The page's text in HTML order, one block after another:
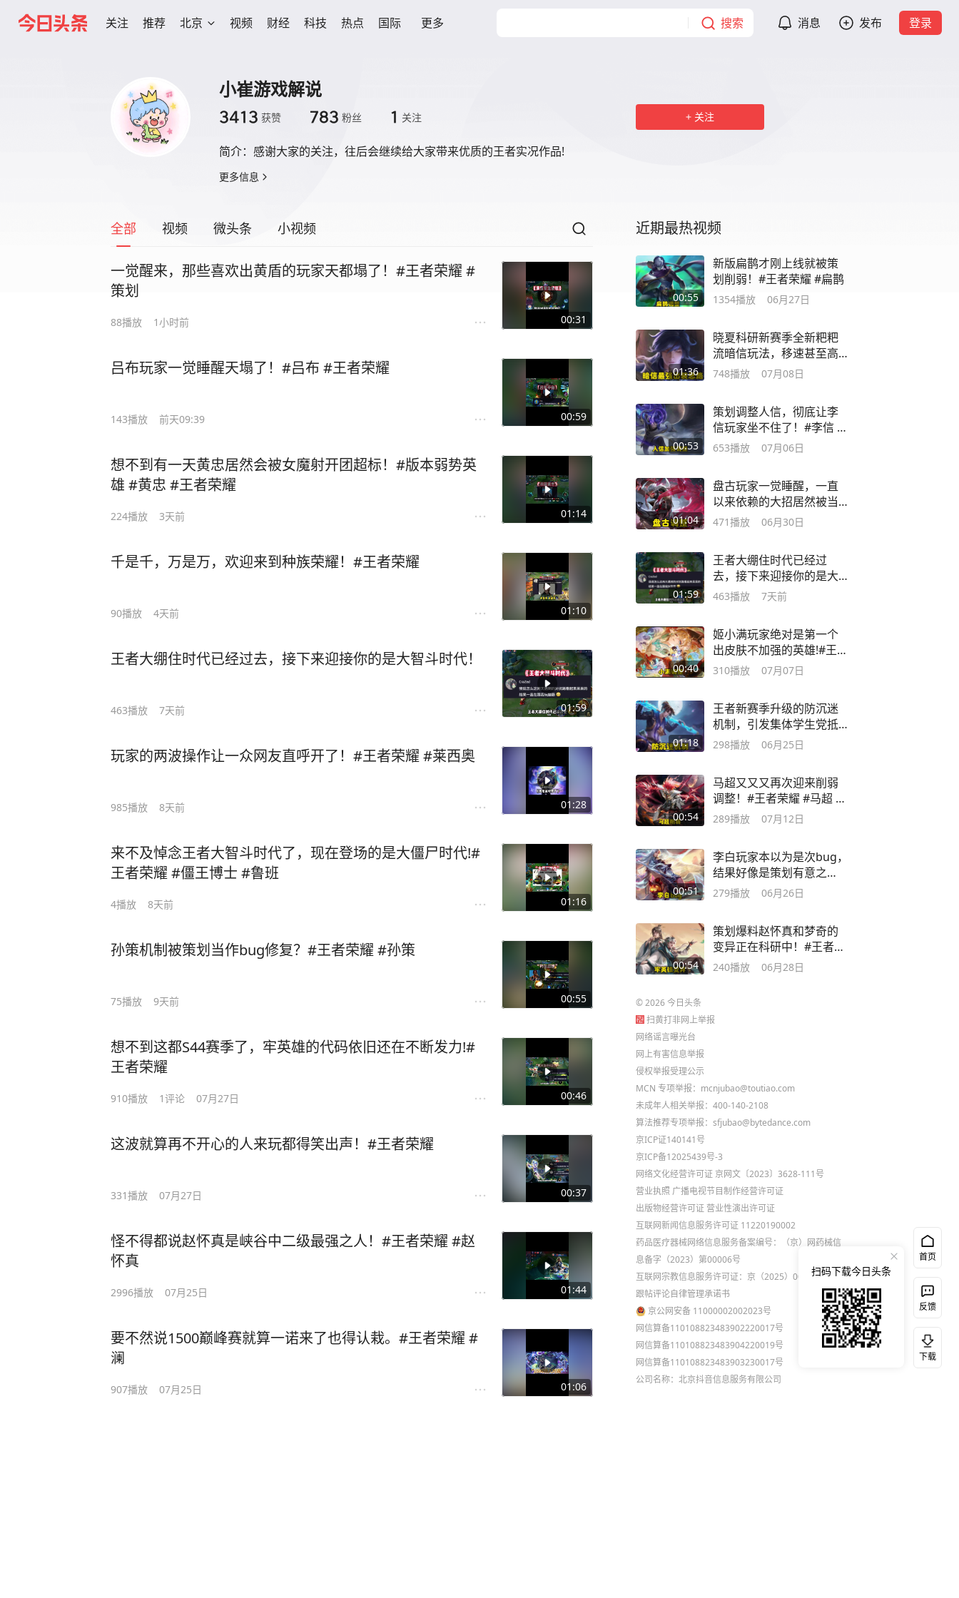
关注 推荐 北京 视频 财经 科技 热点 国际 更多 搜索 消息 发布 登录
小崔游戏解说
3413 获赞 783 粉丝 1 关注
简介： 感谢大家的关注，往后会继续给大家带来优质的王者实况作品!
更多信息
关注
全部 视频 微头条 小视频
00:31
一觉醒来，那些喜欢出黄盾的玩家天都塌了！#王者荣耀 #
策划
88播放 1小时前
00:59
吕布玩家一觉睡醒天塌了！#吕布 #王者荣耀
143播放 前天09:39
01:14
想不到有一天黄忠居然会被女魔射开团超标！#版本弱势英
雄 #黄忠 #王者荣耀
224播放 3天前
01:10
千是千，万是万，欢迎来到种族荣耀！#王者荣耀
90播放 4天前
01:59
王者大绷住时代已经过去，接下来迎接你的是大智斗时代！
463播放 7天前
01:28
玩家的两波操作让一众网友直呼开了！#王者荣耀 #莱西奥
985播放 8天前
01:16
来不及悼念王者大智斗时代了，现在登场的是大僵尸时代!#
王者荣耀 #僵王博士 #鲁班
4播放 8天前
00:55
孙策机制被策划当作bug修复？#王者荣耀 #孙策
75播放 9天前
00:46
想不到这都S44赛季了，牢英雄的代码依旧还在不断发力!#
王者荣耀
910播放 1评论 07月27日
00:37
这波就算再不开心的人来玩都得笑出声！#王者荣耀
331播放 07月27日
01:44
怪不得都说赵怀真是峡谷中二级最强之人！#王者荣耀 #赵
怀真
2996播放 07月25日
01:06
要不然说1500巅峰赛就算一诺来了也得认栽。#王者荣耀 #
澜
907播放 07月25日
近期最热视频
00:55
新版扁鹊才刚上线就被策
划削弱！#王者荣耀 #扁鹊
1354播放 06月27日
01:36
晓夏科研新赛季全新粑粑
流暗信玩法，移速甚至高
达725码！
748播放 07月08日
00:53
策划调整人信，彻底让李
信玩家坐不住了！#李信 #
王者荣耀
653播放 07月06日
01:04
盘古玩家一觉睡醒，一直
以来依赖的大招居然被当
做bug给修复了！
471播放 06月30日
01:59
王者大绷住时代已经过
去，接下来迎接你的是大
智斗时代！
463播放 7天前
00:40
姬小满玩家绝对是第一个
出皮肤不加强的英雄!#王者
荣耀 #姬小满
310播放 07月07日
01:18
王者新赛季升级的防沉迷
机制，引发集体学生党抵
制！#王者荣耀
298播放 06月25日
00:54
马超又又又再次迎来削弱
调整！#王者荣耀 #马超 #
王者荣耀S44赛季
289播放 07月12日
00:51
李白玩家本以为是次bug，
结果好像是策划有意之
举！#王者荣耀
279播放 06月26日
00:54
策划爆料赵怀真和梦奇的
变异正在科研中！#王者荣
耀 #赵怀真
240播放 06月28日
©2026今日头条
扫黄打非网上举报
网络谣言曝光台
网上有害信息举报
侵权举报受理公示
MCN 专项举报：mcnjubao@toutiao.com
未成年人相关举报：400-140-2108
算法推荐专项举报：sfjubao@bytedance.com
京ICP证140141号
京ICP备12025439号-3
网络文化经营许可证 京网文〔2023〕3628-111号
营业执照 广播电视节目制作经营许可证
出版物经营许可证 营业性演出许可证
互联网新闻信息服务许可证 11220190002
药品医疗器械网络信息服务备案编号：（京）网药械信
息备字（2023）第00006号
互联网宗教信息服务许可证：京（2025）0000021
跟帖评论自律管理承诺书
京公网安备 11000002002023号
网信算备110108823483902220017号
网信算备110108823483904220019号
网信算备110108823483903230017号
公司名称：北京抖音信息服务有限公司
首页
反馈
下载
扫码下载今日头条